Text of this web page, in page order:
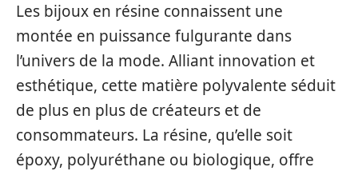
Les bijoux en résine connaissent une
montée en puissance fulgurante dans
l’univers de la mode. Alliant innovation et
esthétique, cette matière polyvalente séduit
de plus en plus de créateurs et de
consommateurs. La résine, qu’elle soit
époxy, polyuréthane ou biologique, offre